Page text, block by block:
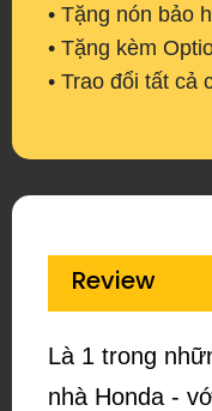
• Tặng nón bảo
• Tặng kèm
• Trao đổi tất cả
Review
Là 1 trong
nhà Honda -